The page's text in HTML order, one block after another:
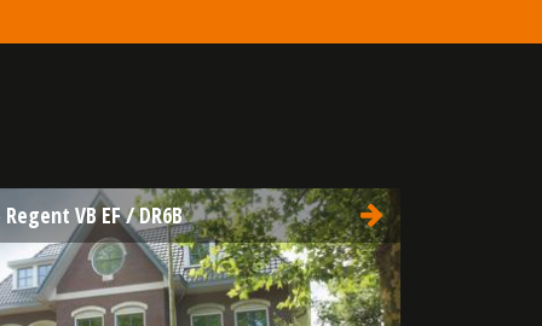
VB EF / DR6B